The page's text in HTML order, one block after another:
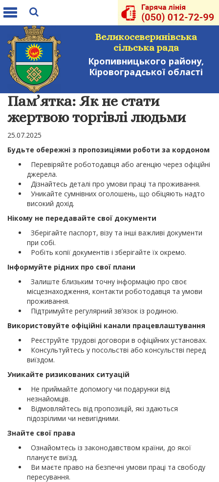
Toggle
Великосеверинівська
сільська рада
Кропивницького району,
Кіровоградської області
Пам’ятка: Як не стати
жертвою торгівлі людьми
25.07.2025
Будьте обережні з пропозиціями роботи за кордоном
Перевіряйте роботодавця або агенцію через офіційні
джерела.
Дізнайтесь деталі про умови праці та проживання.
Уникайте сумнівних оголошень, що обіцяють надто
високий дохід.
Нікому не передавайте свої документи
Зберігайте паспорт, візу та інші важливі документи
при собі.
Робіть копії документів і зберігайте їх окремо.
Інформуйте рідних про свої плани
Залиште близьким точну інформацію про своє
місцезнаходження, контакти роботодавця та умови
проживання.
Підтримуйте регулярний зв’язок із родиною.
Використовуйте офіційні канали працевлаштування
Реєструйте трудові договори в офіційних установах.
Консультуйтесь у посольстві або консульстві перед
виїздом.
Уникайте ризикованих ситуацій
Не приймайте допомогу чи подарунки від
незнайомців.
Відмовляйтесь від пропозицій, які здаються
підозрілими чи невигідними.
Знайте свої права
Ознайомтесь із законодавством країни, до якої
плануєте виїзд.
Ви маєте право на безпечні умови праці та свободу
пересування.